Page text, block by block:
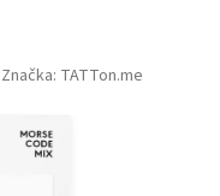
Značka: TATTon.me